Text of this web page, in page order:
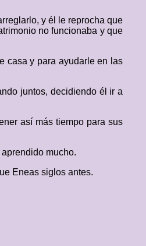
y él le reprocha que
no funcionaba y que
casa y para ayudarle en las
juntos, decidiendo él ir a
así más tiempo para sus
mucho.
Eneas siglos antes.